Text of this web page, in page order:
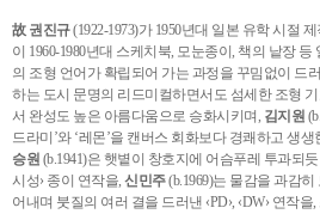
故 권진규(1922-1973)가 1950년대 일본 유학 시절
이 1960-1980년대 스케치북, 모눈종이, 책의 낱장
의 조형 언어가 확립되어 가는 과정을 꾸밈없이 드
하는 도시 문명의 리드미컬하면서도 섬세한 조형
서 완성도 높은 아름다움으로 승화시키며, 김지원
드라미’와 ‘레몬’을 캔버스 회화보다 경쾌하고 생
승원 (b.1941)은 햇볕이 창호지에 어슴푸레 투과되
시성› 종이 연작을, 신민주(b.1969)는 물감을 과감
어내며 붓질의 여러 결을 드러낸 ‹PD›, ‹DW› 연작을,